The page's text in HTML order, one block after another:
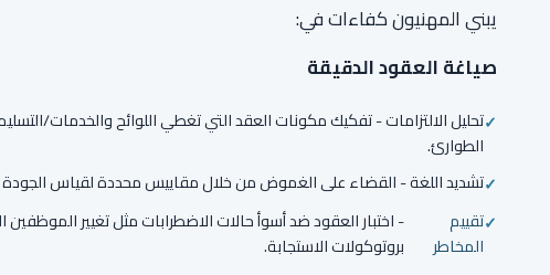
يبني المهنيون كفاءات في:
صياغة العقود الدقيقة
تحليل الالتزامات - تفكيك مكونات العقد التي تغطي اللوائح والخدمات/
الطوارئ.
تشديد اللغة - القضاء على الغموض من خلال مقاييس محددة لقياس الجودة
تقييم
المخاطر
- اختبار العقود ضد أسوأ حالات الاضطرابات مثل تغيير الموظفين
بروتوكولات الاستجابة.